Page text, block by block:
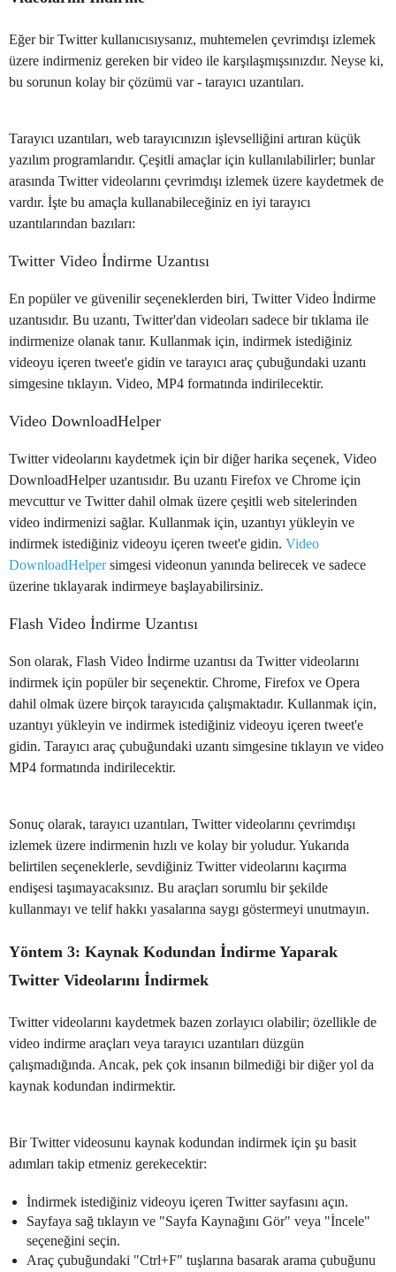
Eğer bir Twitter kullanıcısıysanız, muhtemelen çevrimdışı izlemek
üzere indirmeniz gereken bir video ile karşılaşmışsınızdır. Neyse ki,
bu sorunun kolay bir çözümü var - tarayıcı uzantıları.
Tarayıcı uzantıları, web tarayıcınızın işlevselliğini artıran küçük
yazılım programlarıdır. Çeşitli amaçlar için kullanılabilirler; bunlar
arasında Twitter videolarını çevrimdışı izlemek üzere kaydetmek de
vardır. İşte bu amaçla kullanabileceğiniz en iyi tarayıcı
uzantılarından bazıları:
Twitter Video İndirme Uzantısı
En popüler ve güvenilir seçeneklerden biri, Twitter Video İndirme
uzantısıdır. Bu uzantı, Twitter'dan videoları sadece bir tıklama ile
indirmenize olanak tanır. Kullanmak için, indirmek istediğiniz
videoyu içeren tweet'e gidin ve tarayıcı araç çubuğundaki uzantı
simgesine tıklayın. Video, MP4 formatında indirilecektir.
Video DownloadHelper
Twitter videolarını kaydetmek için bir diğer harika seçenek, Video
DownloadHelper uzantısıdır. Bu uzantı Firefox ve Chrome için
mevcuttur ve Twitter dahil olmak üzere çeşitli web sitelerinden
video indirmenizi sağlar. Kullanmak için, uzantıyı yükleyin ve
indirmek istediğiniz videoyu içeren tweet'e gidin. Video
DownloadHelpersimgesi videonun yanında belirecek ve sadece
üzerine tıklayarak indirmeye başlayabilirsiniz.
Flash Video İndirme Uzantısı
Son olarak, Flash Video İndirme uzantısı da Twitter videolarını
indirmek için popüler bir seçenektir. Chrome, Firefox ve Opera
dahil olmak üzere birçok tarayıcıda çalışmaktadır. Kullanmak için,
uzantıyı yükleyin ve indirmek istediğiniz videoyu içeren tweet'e
gidin. Tarayıcı araç çubuğundaki uzantı simgesine tıklayın ve video
MP4 formatında indirilecektir.
Sonuç olarak, tarayıcı uzantıları, Twitter videolarını çevrimdışı
izlemek üzere indirmenin hızlı ve kolay bir yoludur. Yukarıda
belirtilen seçeneklerle, sevdiğiniz Twitter videolarını kaçırma
endişesi taşımayacaksınız. Bu araçları sorumlu bir şekilde
kullanmayı ve telif hakkı yasalarına saygı göstermeyi unutmayın.
Yöntem 3: Kaynak Kodundan İndirme Yaparak
Twitter Videolarını İndirmek
Twitter videolarını kaydetmek bazen zorlayıcı olabilir; özellikle de
video indirme araçları veya tarayıcı uzantıları düzgün
çalışmadığında. Ancak, pek çok insanın bilmediği bir diğer yol da
kaynak kodundan indirmektir.
Bir Twitter videosunu kaynak kodundan indirmek için şu basit
adımları takip etmeniz gerekecektir:
İndirmek istediğiniz videoyu içeren Twitter sayfasını açın.
Sayfaya sağ tıklayın ve "Sayfa Kaynağını Gör" veya "İncele"
seçeneğini seçin.
Araç çubuğundaki "Ctrl+F" tuşlarına basarak arama çubuğunu